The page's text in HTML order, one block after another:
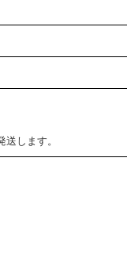
します。